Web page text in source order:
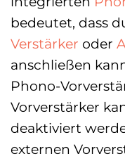
bedeutet, dass
Verstärker oder
anschließen
Phono-
Vorverstärker
deaktiviert
externen